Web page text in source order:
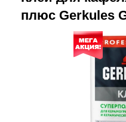
плюс Gerkules